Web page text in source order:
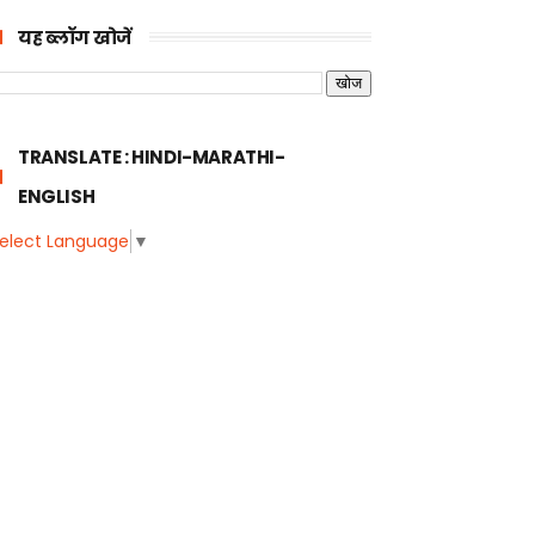
यह ब्लॉग खोजें
TRANSLATE : HINDI-MARATHI-
ENGLISH
Language ▼